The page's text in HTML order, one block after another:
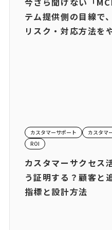
テム提供側の目線で
リスク・対応方法を
カスタマーサポート カスタマ
ROI
カスタマーサクセス
う証明する？顧客と
指標と設計方法